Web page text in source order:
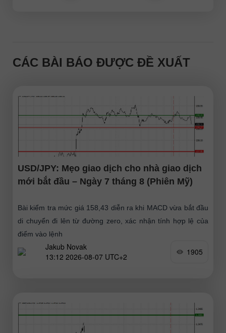
CÁC BÀI BÁO ĐƯỢC ĐỀ XUẤT
USD/JPY: Mẹo giao dịch cho nhà giao dịch
mới bắt đầu – Ngày 7 tháng 8 (Phiên Mỹ)
Bài kiểm tra mức giá 158,43 diễn ra khi MACD vừa bắt đầu
di chuyển đi lên từ đường zero, xác nhận tính hợp lệ của
điểm vào lệnh
Jakub Novak
13:12 2026-08-07 UTC+2
1905